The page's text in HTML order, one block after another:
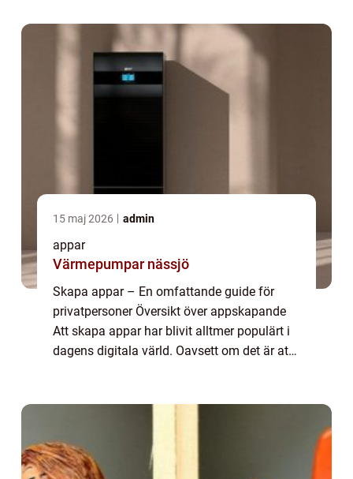
15 maj 2026 admin
appar
Värmepumpar nässjö
Skapa appar – En omfattande guide för
privatpersoner Översikt över appskapande
Att skapa appar har blivit alltmer populärt i
dagens digitala värld. Oavsett om det är att